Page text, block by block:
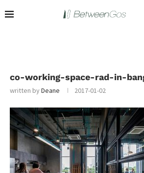
co-working-space-rad-in-
written byDeane 2017-01-02